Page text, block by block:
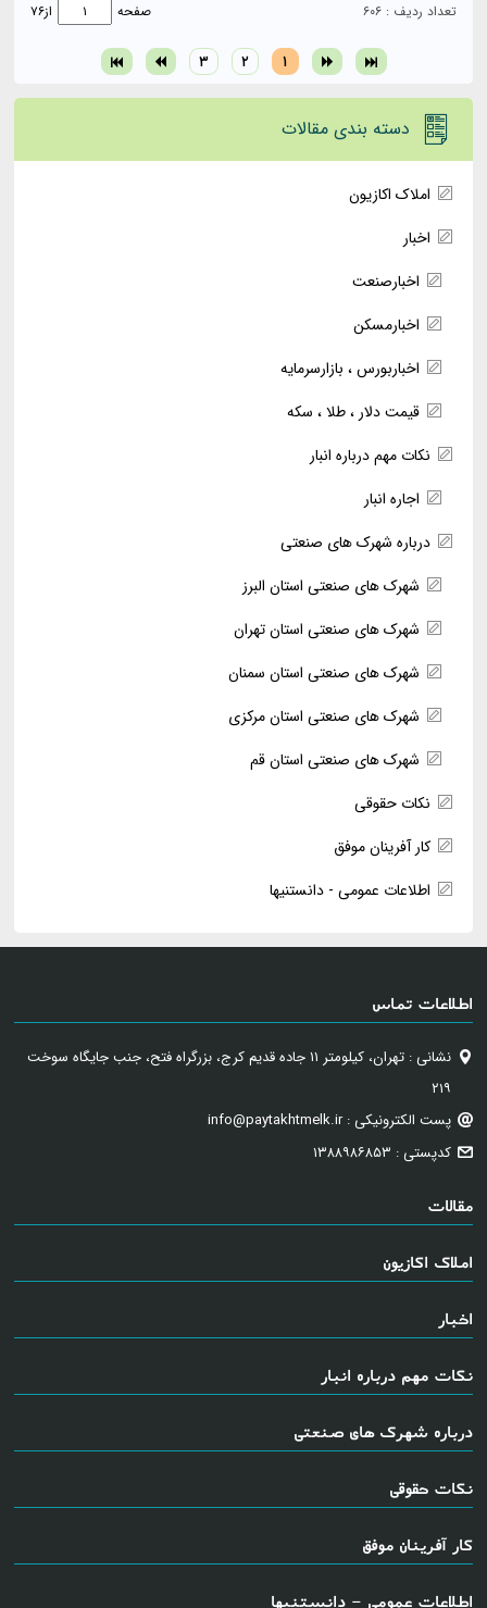
تعداد ردیف : ۶۰۶
۱ ۲ ۳
صفحه از۷۶
دسته بندی مقالات
املاک اکازیون
اخبار
اخبارصنعت
اخبارمسکن
اخباربورس ، بازارسرمایه
قیمت دلار ، طلا ، سکه
نکات مهم درباره انبار
اجاره انبار
درباره شهرک های صنعتی
شهرک های صنعتی استان البرز
شهرک های صنعتی استان تهران
شهرک های صنعتی استان سمنان
شهرک های صنعتی استان مرکزی
شهرک های صنعتی استان قم
نکات حقوقی
کار آفرینان موفق
اطلاعات عمومی - دانستنیها
اطلاعات تماس
نشانی : تهران، کیلومتر ۱۱ جاده قدیم کرج، بزرگراه فتح، جنب جایگاه سوخت
۲۱۹
پست الکترونیکی : info@paytakhtmelk.ir
کدپستی : ۱۳۸۸۹۸۶۸۵۳
مقالات
املاک اکازیون
اخبار
نکات مهم درباره انبار
درباره شهرک های صنعتی
نکات حقوقی
کار آفرینان موفق
اطلاعات عمومی - دانستنیها